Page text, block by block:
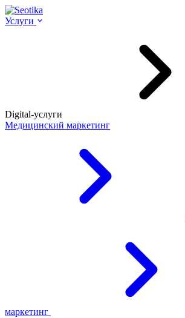
Услуги
Digital-услуги
Медицинский маркетинг
маркетинг